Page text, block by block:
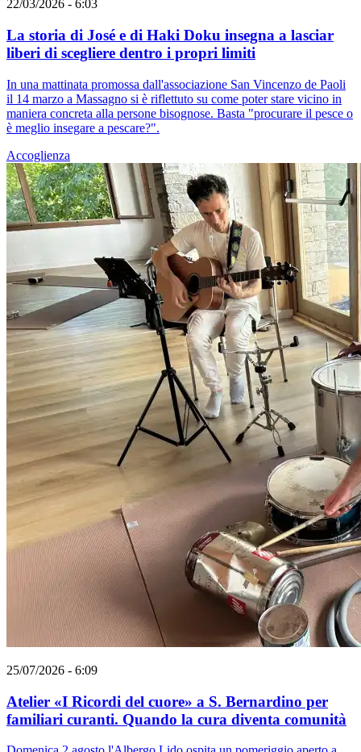
22/03/2026 - 6:03
La storia di José e di Haki Doku insegna a lasciar
liberi di scegliere dentro i propri limiti
In una mattinata promossa dall'associazione San Vincenzo de Paoli
il 14 marzo a Massagno si è riflettuto su come poter stare vicino in
maniera concreta alla persone bisognose. Basta "procurare il pesce o
è meglio insegare a pescare?".
Accoglienza
25/07/2026 - 6:09
Atelier «I Ricordi del cuore» a S. Bernardino per
familiari curanti. Quando la cura diventa comunità